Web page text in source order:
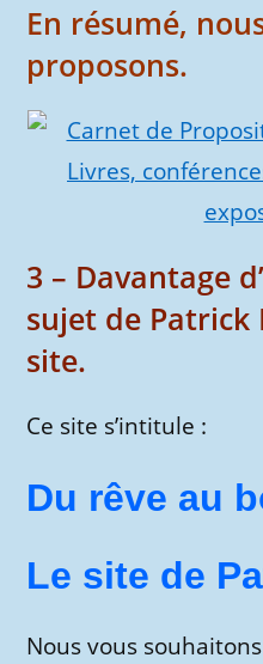
En résumé,
proposons.
3 – Davantage
sujet de Patrick
site.
Ce site s’intitule :
Du rêve au
Le site de
Nous vous